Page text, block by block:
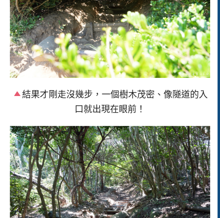
結果才剛走沒幾步，一個樹木茂密、像隧道的入
口就出現在眼前！